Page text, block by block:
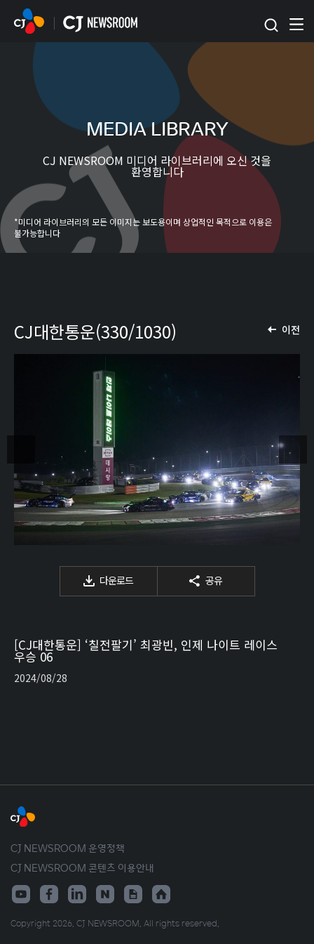
본문 바로가기
MEDIA LIBRARY
CJ NEWSROOM 미디어 라이브러리에 오신 것을
환영합니다
*미디어 라이브러리의 모든 이미지는 보도용이며 상업적인 목적으로 이용은
불가능합니다
이전
CJ대한통운(330/1030)
다운로드 공유
[CJ대한통운] ‘칠전팔기’ 최광빈, 인제 나이트 레이스
우승 06
2024/08/28
CJ NEWSROOM 운영정책
CJ NEWSROOM 콘텐츠 이용안내
Copyright 2026. CJ NEWSROOM. All rights reserved.